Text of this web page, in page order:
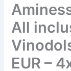
All
EUR –